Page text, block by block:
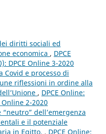
diritti sociali ed
economica , DPCE
DPCE Online 3-2020
Covid e processo di
riflessioni in ordine alla
, DPCE Online:
Online 2-2020
dell’emergenza
e il potenziale
in Egitto. , DPCE Online: